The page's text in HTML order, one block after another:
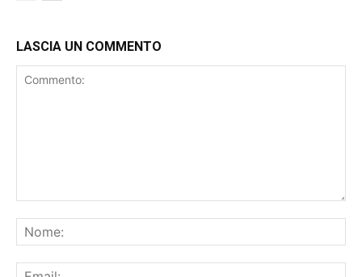
LASCIA UN COMMENTO